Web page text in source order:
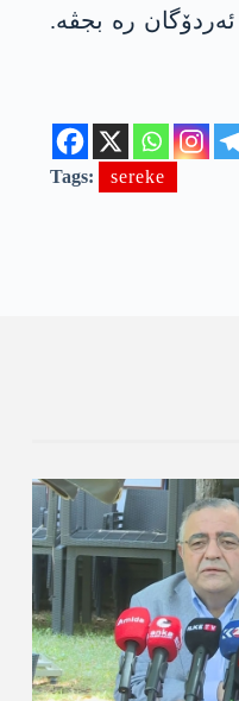
رە بجڤە.
Tags: sereke